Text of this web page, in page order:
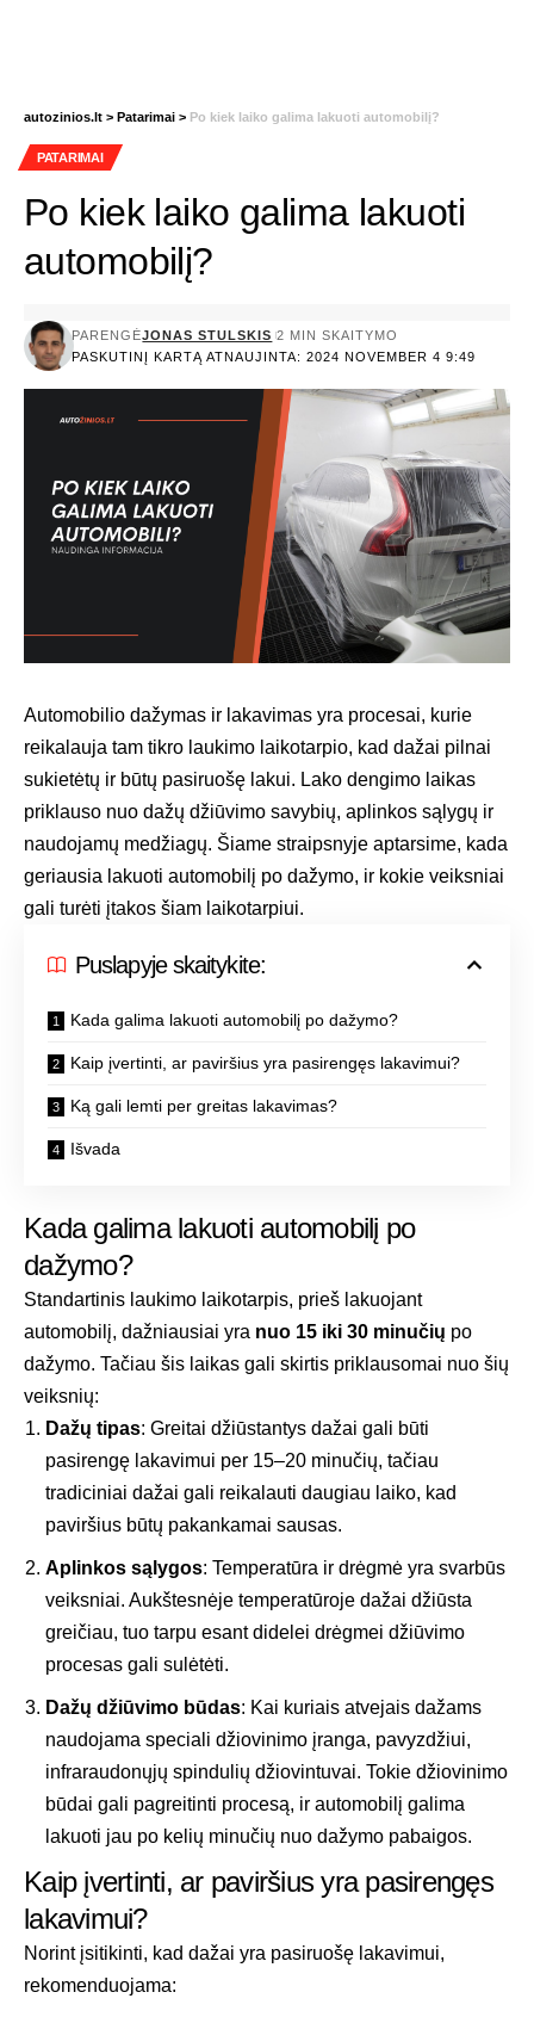
autozinios.lt > Patarimai > Po kiek laiko galima lakuoti automobilį?
PATARIMAI
Po kiek laiko galima lakuoti
automobilį?
PASKUTINĮ KARTĄ ATNAUJINTA: 2024 NOVEMBER 4 9:49
PARENGĖJONAS STULSKIS 2 MIN SKAITYMO
Automobilio dažymas ir lakavimas yra procesai, kurie
reikalauja tam tikro laukimo laikotarpio, kad dažai pilnai
sukietėtų ir būtų pasiruošę lakui. Lako dengimo laikas
priklauso nuo dažų džiūvimo savybių, aplinkos sąlygų ir
naudojamų medžiagų. Šiame straipsnyje aptarsime, kada
geriausia lakuoti automobilį po dažymo, ir kokie veiksniai
gali turėti įtakos šiam laikotarpiui.
Puslapyje skaitykite:
Kada galima lakuoti automobilį po dažymo?
Kaip įvertinti, ar paviršius yra pasirengęs lakavimui?
Ką gali lemti per greitas lakavimas?
Išvada
Kada galima lakuoti automobilį po
dažymo?
Standartinis laukimo laikotarpis, prieš lakuojant
automobilį, dažniausiai yra nuo 15 iki 30 minučių po
dažymo. Tačiau šis laikas gali skirtis priklausomai nuo šių
veiksnių:
Dažų tipas: Greitai džiūstantys dažai gali būti
pasirengę lakavimui per 15–20 minučių, tačiau
tradiciniai dažai gali reikalauti daugiau laiko, kad
paviršius būtų pakankamai sausas.
Aplinkos sąlygos: Temperatūra ir drėgmė yra svarbūs
veiksniai. Aukštesnėje temperatūroje dažai džiūsta
greičiau, tuo tarpu esant didelei drėgmei džiūvimo
procesas gali sulėtėti.
Dažų džiūvimo būdas: Kai kuriais atvejais dažams
naudojama speciali džiovinimo įranga, pavyzdžiui,
infraraudonųjų spindulių džiovintuvai. Tokie džiovinimo
būdai gali pagreitinti procesą, ir automobilį galima
lakuoti jau po kelių minučių nuo dažymo pabaigos.
Kaip įvertinti, ar paviršius yra pasirengęs
lakavimui?
Norint įsitikinti, kad dažai yra pasiruošę lakavimui,
rekomenduojama: